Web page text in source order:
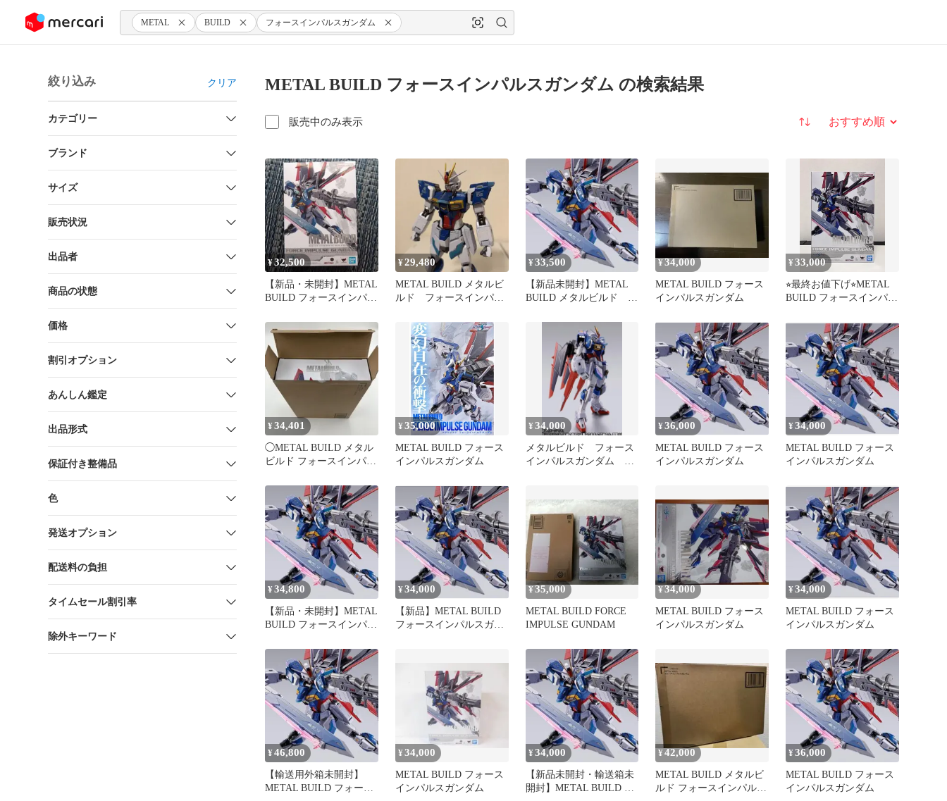
ツにスキップ METAL BUILD フォースインパルスガンダム
絞り込み クリア
カテゴリー
ブランド
サイズ
販売状況
出品者
商品の状態
価格
割引オプション
あんしん鑑定
出品形式
保証付き整備品
色
発送オプション
配送料の負担
タイムセール割引率
除外キーワード
METAL BUILD フォースインパルスガンダム の検索結果
販売中のみ表示 並び替え
¥32,500
【新品・未開封】METAL
BUILD フォースインパル
¥29,480
METAL BUILD メタルビ
ルド フォースインパル
¥33,500
【新品未開封】METAL
BUILD メタルビルド フ
¥34,000
METAL BUILD フォース
インパルスガンダム
¥33,000
⭐︎最終お値下げ⭐︎METAL
BUILD フォースインパル
¥34,401
◯METAL BUILD メタル
ビルド フォースインパル
¥35,000
METAL BUILD フォース
インパルスガンダム
¥34,000
メタルビルド フォース
インパルスガンダム 新
¥36,000
METAL BUILD フォース
インパルスガンダム
¥34,000
METAL BUILD フォース
インパルスガンダム
¥34,800
【新品・未開封】METAL
BUILD フォースインパル
¥34,000
【新品】METAL BUILD
フォースインパルスガン
¥35,000
METAL BUILD FORCE
IMPULSE GUNDAM
¥34,000
METAL BUILD フォース
インパルスガンダム
¥34,000
METAL BUILD フォース
インパルスガンダム
¥46,800
【輸送用外箱未開封】
METAL BUILD フォース
¥34,000
METAL BUILD フォース
インパルスガンダム
¥34,000
【新品未開封・輸送箱未
開封】METAL BUILD フ
¥42,000
METAL BUILD メタルビ
ルド フォースインパルス
¥36,000
METAL BUILD フォース
インパルスガンダム